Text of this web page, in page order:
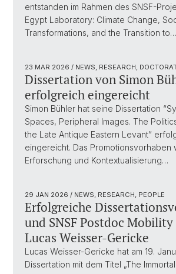
entstanden im Rahmen des SNSF-
Egypt Laboratory: Climate Change,
Transformations, and the Transition to…
23 MAR 2026 / NEWS, RESEARCH,
Dissertation von Simon
erfolgreich eingereicht
Simon Bühler hat seine Dissertation
Spaces, Peripheral Images. The
the Late Antique Eastern Levant”
eingereicht. Das Promotionsvorhaben
Erforschung und Kontextualisierung…
29 JAN 2026 / NEWS, RESEARCH, PEOPLE
Erfolgreiche
und SNSF Postdoc
Lucas Weisser-Gericke
Lucas Weisser-Gericke hat am 19.
Dissertation mit dem Titel „The